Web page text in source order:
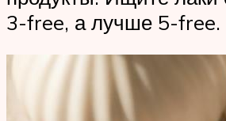
3-free, а лучше 5-free.